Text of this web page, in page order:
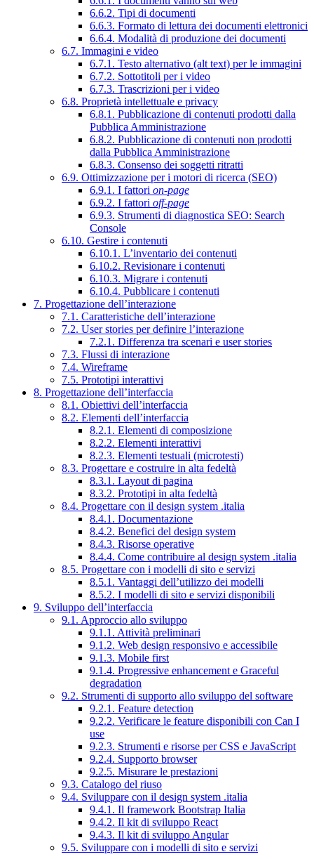
6.6.2. Tipi di documenti
6.6.3. Formato di lettura dei documenti elettronici
6.6.4. Modalità di produzione dei documenti
6.7. Immagini e video
6.7.1. Testo alternativo (alt text) per le immagini
6.7.2. Sottotitoli per i video
6.7.3. Trascrizioni per i video
6.8. Proprietà intellettuale e privacy
6.8.1. Pubblicazione di contenuti prodotti dalla
Pubblica Amministrazione
6.8.2. Pubblicazione di contenuti non prodotti
dalla Pubblica Amministrazione
6.8.3. Consenso dei soggetti ritratti
6.9. Ottimizzazione per i motori di ricerca (SEO)
6.9.1. I fattori on-page
6.9.2. I fattori off-page
6.9.3. Strumenti di diagnostica SEO: Search
Console
6.10. Gestire i contenuti
6.10.1. L’inventario dei contenuti
6.10.2. Revisionare i contenuti
6.10.3. Migrare i contenuti
6.10.4. Pubblicare i contenuti
7. Progettazione dell’interazione
7.1. Caratteristiche dell’interazione
7.2. User stories per definire l’interazione
7.2.1. Differenza tra scenari e user stories
7.3. Flussi di interazione
7.4. Wireframe
7.5. Prototipi interattivi
8. Progettazione dell’interfaccia
8.1. Obiettivi dell’interfaccia
8.2. Elementi dell’interfaccia
8.2.1. Elementi di composizione
8.2.2. Elementi interattivi
8.2.3. Elementi testuali (microtesti)
8.3. Progettare e costruire in alta fedeltà
8.3.1. Layout di pagina
8.3.2. Prototipi in alta fedeltà
8.4. Progettare con il design system .italia
8.4.1. Documentazione
8.4.2. Benefici del design system
8.4.3. Risorse operative
8.4.4. Come contribuire al design system .italia
8.5. Progettare con i modelli di sito e servizi
8.5.1. Vantaggi dell’utilizzo dei modelli
8.5.2. I modelli di sito e servizi disponibili
9. Sviluppo dell’interfaccia
9.1. Approccio allo sviluppo
9.1.1. Attività preliminari
9.1.2. Web design responsivo e accessibile
9.1.3. Mobile first
9.1.4. Progressive enhancement e Graceful
degradation
9.2. Strumenti di supporto allo sviluppo del software
9.2.1. Feature detection
9.2.2. Verificare le feature disponibili con Can I
use
9.2.3. Strumenti e risorse per CSS e JavaScript
9.2.4. Supporto browser
9.2.5. Misurare le prestazioni
9.3. Catalogo del riuso
9.4. Sviluppare con il design system .italia
9.4.1. Il framework Bootstrap Italia
9.4.2. Il kit di sviluppo React
9.4.3. Il kit di sviluppo Angular
9.5. Sviluppare con i modelli di sito e servizi